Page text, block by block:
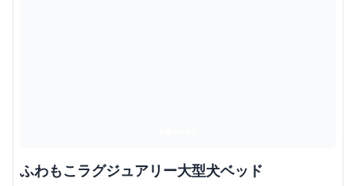
ふわもこラグジュアリー大型犬ベッド